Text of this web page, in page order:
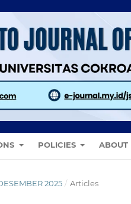
POLICIES ABOUT
2025 / Articles